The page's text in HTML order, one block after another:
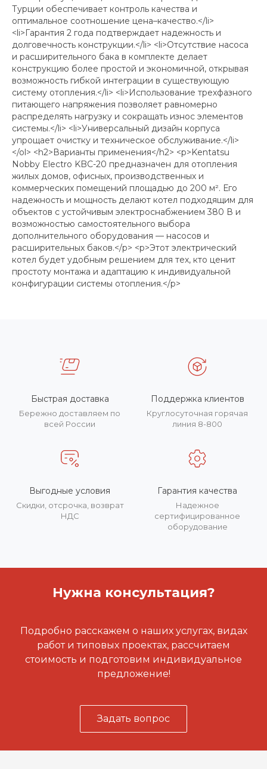
Турции обеспечивает контроль качества и
оптимальное соотношение цена–качество.</li>
<li>Гарантия 2 года подтверждает надежность и
долговечность конструкции.</li> <li>Отсутствие насоса
и расширительного бака в комплекте делает
конструкцию более простой и экономичной, открывая
возможность гибкой интеграции в существующую
систему отопления.</li> <li>Использование трехфазного
питающего напряжения позволяет равномерно
распределять нагрузку и сокращать износ элементов
системы.</li> <li>Универсальный дизайн корпуса
упрощает очистку и техническое обслуживание.</li>
</ol> <h2>Варианты применения</h2> <p>Kentatsu
Nobby Electro KBC-20 предназначен для отопления
жилых домов, офисных, производственных и
коммерческих помещений площадью до 200 м². Его
надежность и мощность делают котел подходящим для
объектов с устойчивым электроснабжением 380 В и
возможностью самостоятельного выбора
дополнительного оборудования — насосов и
расширительных баков.</p> <p>Этот электрический
котел будет удобным решением для тех, кто ценит
простоту монтажа и адаптацию к индивидуальной
конфигурации системы отопления.</p>
Быстрая доставка
Бережно доставляем по
всей России
Поддержка клиентов
Круглосуточная горячая
линия 8-800
Выгодные условия
Скидки, отсрочка, возврат
НДС
Гарантия качества
Надежное
сертифицированное
оборудование
Нужна консультация?
Подробно расскажем о наших услугах, видах
работ и типовых проектах, рассчитаем
стоимость и подготовим индивидуальное
предложение!
Задать вопрос